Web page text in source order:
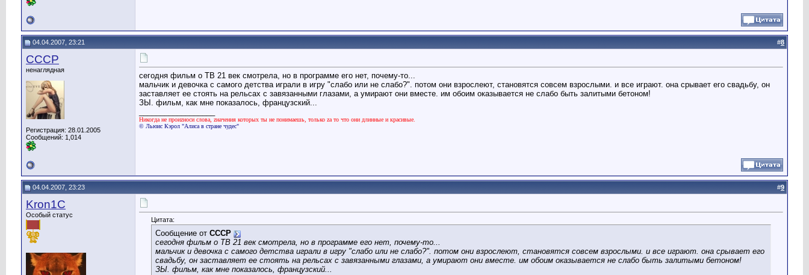
04.04.2007, 23:21 #8
CCCP
ненаглядная
Регистрация: 28.01.2005
Сообщений: 1,014
сегодня фильм о ТВ 21 век смотрела, но в программе его нет, почему-то...
мальчик и девочка с самого детства играли в игру "слабо или не слабо?". потом они взрослеют, становятся совсем взрослыми. и все играют. она срывает его свадьбу, он
заставляет ее стоять на рельсах с завязанными глазами, а умирают они вместе. им обоим оказывается не слабо быть залитыми бетоном!
ЗЫ. фильм, как мне показалось, французский...
Никогда не проиzноси слова, zначения которых ты не понимаешь, только zа то что они длинные и красивые.
© Льюис Кэрол "Алиса в стране чудес"
04.04.2007, 23:23 #9
Kron1C
Особый статус
Цитата:
Сообщение от CCCP
сегодня фильм о ТВ 21 век смотрела, но в программе его нет, почему-то...
мальчик и девочка с самого детства играли в игру "слабо или не слабо?". потом они взрослеют, становятся совсем взрослыми. и все играют. она срывает его
свадьбу, он заставляет ее стоять на рельсах с завязанными глазами, а умирают они вместе. им обоим оказывается не слабо быть залитыми бетоном!
ЗЫ. фильм, как мне показалось, французский...